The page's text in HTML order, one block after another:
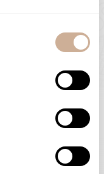
– sjena
€Raspon
od
75,00 €
do
138,00 €
OPCIJE
KATEGORIJI